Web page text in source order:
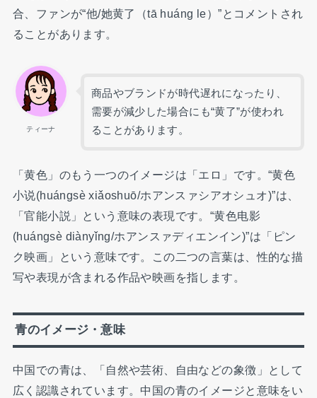
合、ファンが“他/她黄了（tā huáng le）”とコメントされ
ることがあります。
ティーナ
商品やブランドが時代遅れになったり、
需要が減少した場合にも“黄了”が使われ
ることがあります。
「黄色」のもう一つのイメージは「エロ」です。“黄色
小说(huángsè xiǎoshuō/ホアンスァシアオシュオ)”は、
「官能小説」という意味の表現です。“黄色电影
(huángsè diànyǐng/ホアンスァディエンイン)”は「ピン
ク映画」という意味です。この二つの言葉は、性的な描
写や表現が含まれる作品や映画を指します。
青のイメージ・意味
中国での青は、「自然や芸術、自由などの象徴」として
広く認識されています。中国の青のイメージと意味をい